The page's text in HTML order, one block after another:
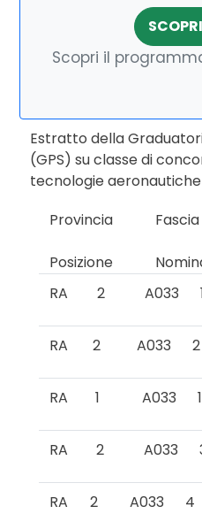
Scopri il
Estratto della
(GPS) su classe di
tecnologie aeronautiche
Provincia
Fascia
Posizione
RA
2 A033
RA 2 A033 2
RA 1 A033 1
RA 2 A033
RA 2 A033 4